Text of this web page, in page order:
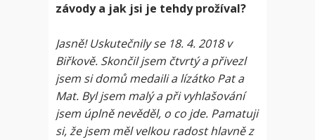
závody a jak jsi je tehdy prožíval?
Jasně! Uskutečnily se 18. 4. 2018 v
Biřkově. Skončil jsem čtvrtý a přivezl
jsem si domů medaili a lízátko Pat a
Mat. Byl jsem malý a při vyhlašování
jsem úplně nevěděl, o co jde. Pamatuji
si, že jsem měl velkou radost hlavně z